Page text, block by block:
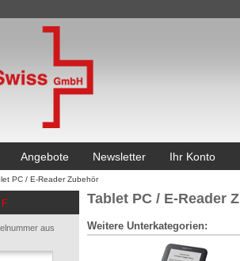
Angebote Newsletter Ihr Konto
PC / E-Reader Zubehör
aus
Tablet PC / E-Reader
Weitere Unterkategorien: